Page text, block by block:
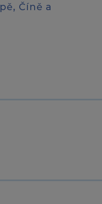
Číně a